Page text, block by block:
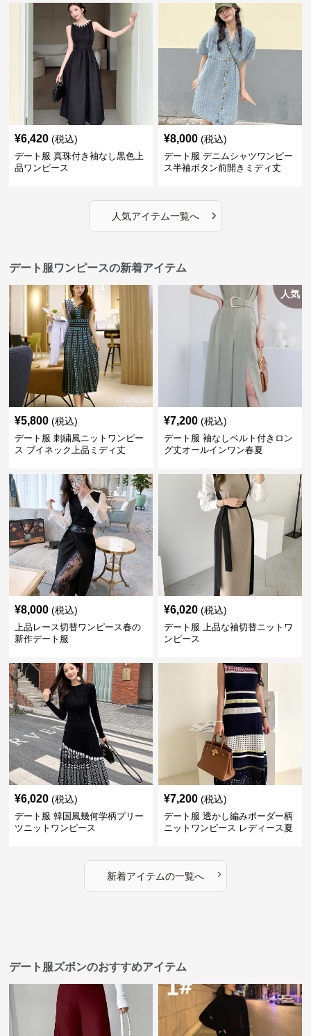
¥6,420 (税込)
デート服 真珠付き袖なし黒色上
品ワンピース
¥8,000 (税込)
デート服 デニムシャツワンピー
ス半袖ボタン前開きミディ丈
人気アイテム一覧へ ›
デート服ワンピースの新着アイテム
¥5,800 (税込)
デート服 刺繍風ニットワンピー
ス ブイネック上品ミディ丈
人気
¥7,200 (税込)
デート服 袖なしベルト付きロン
グ丈オールインワン春夏
¥8,000 (税込)
上品レース切替ワンピース春の
新作デート服
¥6,020 (税込)
デート服 上品な袖切替ニットワ
ンピース
¥6,020 (税込)
デート服 韓国風幾何学柄プリー
ツニットワンピース
¥7,200 (税込)
デート服 透かし編みボーダー柄
ニットワンピース レディース夏
新着アイテムの一覧へ ›
デート服ズボンのおすすめアイテム